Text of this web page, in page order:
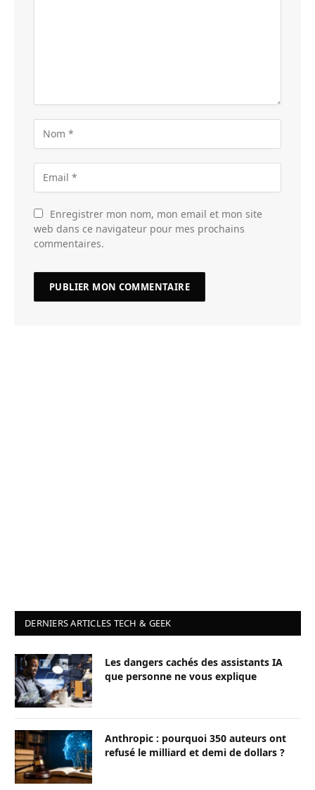
Enregistrer mon nom, mon email et mon site
web dans ce navigateur pour mes prochains
commentaires.
DERNIERS ARTICLES TECH & GEEK
Les dangers cachés des assistants IA
que personne ne vous explique
Anthropic : pourquoi 350 auteurs ont
refusé le milliard et demi de dollars ?